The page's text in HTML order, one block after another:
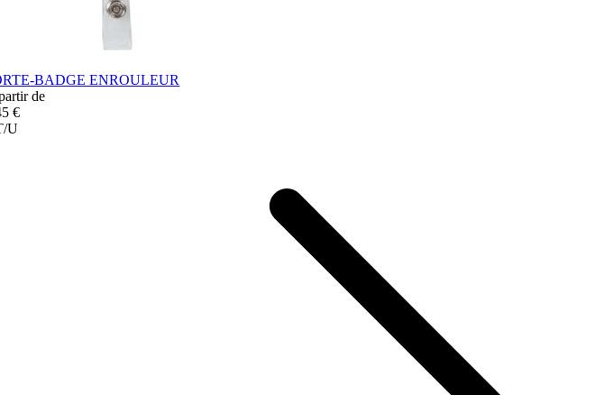
BADGE ENROULEUR
de
€
U